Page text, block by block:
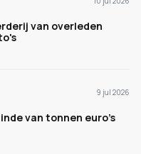
van overleden
9 jul 2026
van tonnen euro's